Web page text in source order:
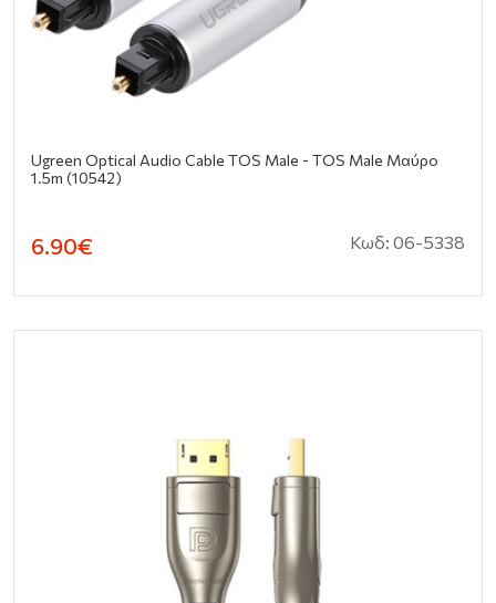
Ugreen Optical Audio Cable TOS Male - TOS Male Μαύρο
1.5m (10542)
6.90€ Κωδ: 06-5338